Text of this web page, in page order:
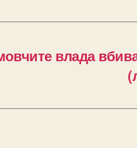
влада